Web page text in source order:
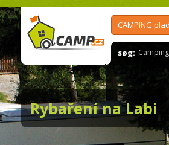
CAMPING
søg:
Rybaření na Labi